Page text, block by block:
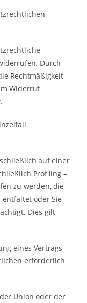
Durch
Rechtmäßigkeit
Widerruf
auf einer
Profiling –
zu werden, die
oder Sie
Dies gilt
eines Vertrags
erforderlich
Union oder der